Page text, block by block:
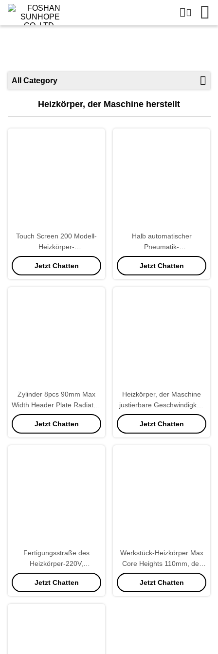
All Category
Heizkörper, der Maschine herstellt
Touch Screen 200 Modell-
Heizkörper-
Quetschwerkzeug,
Heizkörper-Herstellungs-
Jetzt Chatten
Halb automatischer
Pneumatik-
Plastikwasserkasten-
Quetschwerkzeug
Jetzt Chatten
Zylinder 8pcs 90mm Max
Width Header Plate Radiator,
der Maschine für
Wasserkasten herstellt
Jetzt Chatten
Heizkörper, der Maschine
justierbare Geschwindigkeit
macht
Jetzt Chatten
Fertigungsstraße des
Heizkörper-220V,
Heizkörper-Herstellungs-
Ausrüstung halb automatisch
Jetzt Chatten
Werkstück-Heizkörper Max
Core Heights 110mm, der
Maschine für LKW-
Heizkörper herstellt
Jetzt Chatten